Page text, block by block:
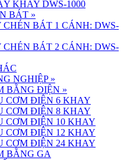
KHAY DWS-1000
BÁT »
CHÉN BÁT 1 CÁNH: DWS-
CHÉN BÁT 2 CÁNH: DWS-
NGHIỆP »
BẰNG ĐIỆN »
CƠM ĐIỆN 6 KHAY
CƠM ĐIỆN 8 KHAY
CƠM ĐIỆN 10 KHAY
CƠM ĐIỆN 12 KHAY
CƠM ĐIỆN 24 KHAY
BẰNG GA